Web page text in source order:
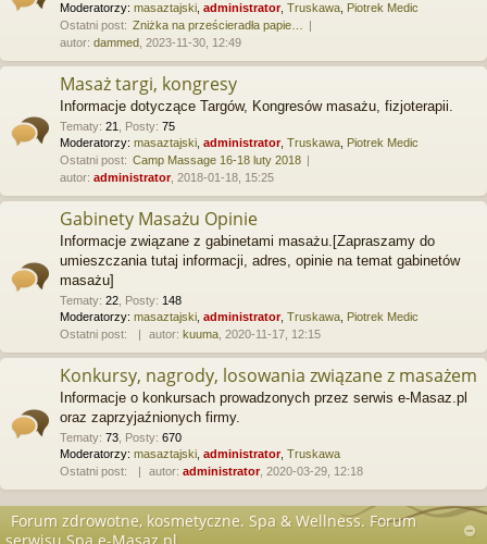
Moderatorzy: masaztajski administrator, Truskawa Piotrek Medic
Ostatni post: Zniżka na prześcieradła papie…
autor: dammed , 2023-11-30, 12:49
Masaż targi, kongresy
Informacje dotyczące Targów, Kongresów masażu, fizjoterapii.
Tematy: 21 Posty: 75
Moderatorzy: masaztajski administrator, Truskawa Piotrek Medic
Ostatni post: Camp Massage 16-18 luty 2018
autor: administrator, 2018-01-18, 15:25
Gabinety Masażu Opinie
Informacje związane z gabinetami masażu.[Zapraszamy do
umieszczania tutaj informacji, adres, opinie na temat gabinetów
masażu]
Tematy: 22 Posty: 148
Moderatorzy: masaztajski administrator, Truskawa Piotrek Medic
Ostatni post:
autor: kuuma , 2020-11-17, 12:15
Konkursy, nagrody, losowania związane z masażem
Informacje o konkursach prowadzonych przez serwis e-Masaz.pl
oraz zaprzyjaźnionych firmy.
Tematy: 73 Posty: 670
Moderatorzy: masaztajski administrator, Truskawa
Ostatni post:
autor: administrator, 2020-03-29, 12:18
Forum zdrowotne, kosmetyczne. Spa & Wellness. Forum